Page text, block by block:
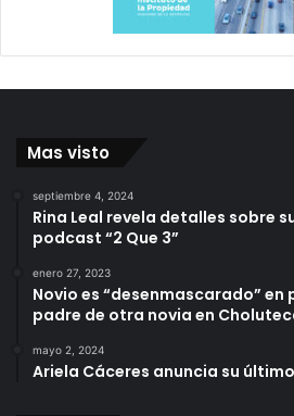
Mas visto
septiembre 4, 2024
Rina Leal revela detalles sobre
podcast “2 Que 3”
enero 27, 2023
Novio es “desenmascarado” en
padre de otra novia en
mayo 2, 2024
Ariela Cáceres anuncia su último